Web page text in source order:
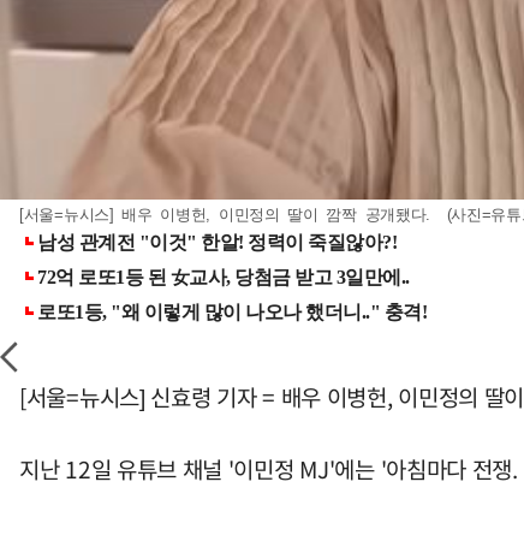
[서울=뉴시스] 배우 이병헌, 이민정의 딸이 깜짝 공개됐다. (사진=유
[서울=뉴시스] 신효령 기자 = 배우 이병헌, 이민정의 딸
지난 12일 유튜브 채널 '이민정 MJ'에는 '아침마다 전